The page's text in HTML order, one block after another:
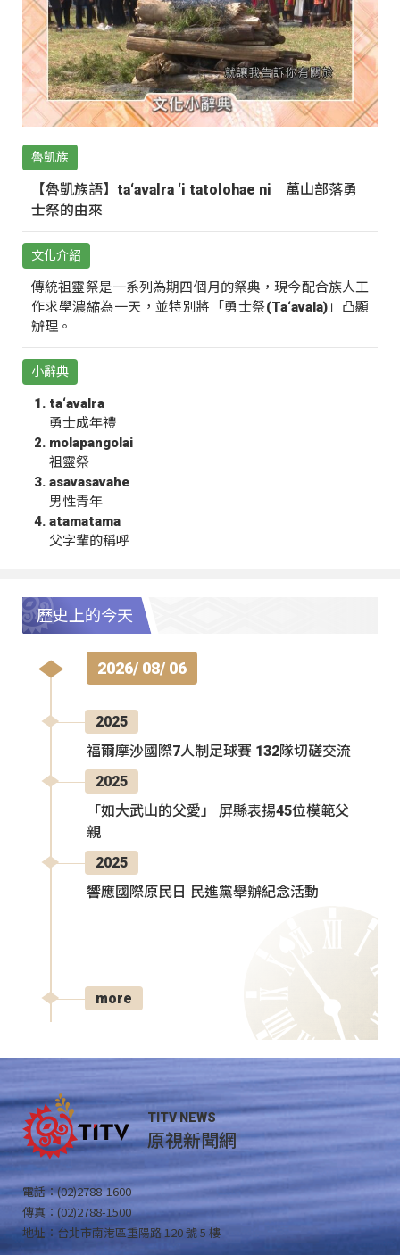
魯凱族
【魯凱族語】ta‘avalra ‘i tatolohae ni｜萬山部落勇
士祭的由來
文化介紹
傳統祖靈祭是一系列為期四個月的祭典，現今配合族人工
作求學濃縮為一天，並特別將「勇士祭(Ta‘avala)」凸顯
辦理。
小辭典
ta‘avalra
勇士成年禮
molapangolai
祖靈祭
asavasavahe
男性青年
atamatama
父字輩的稱呼
歷史上的今天
2026/ 08/ 06
2025
福爾摩沙國際7人制足球賽 132隊切磋交流
2025
「如大武山的父愛」 屏縣表揚45位模範父
親
2025
響應國際原民日 民進黨舉辦紀念活動
more
TITV NEWS
原視新聞網
電話：(02)2788-1600
傳真：(02)2788-1500
地址：台北市南港區重陽路 120 號 5 樓